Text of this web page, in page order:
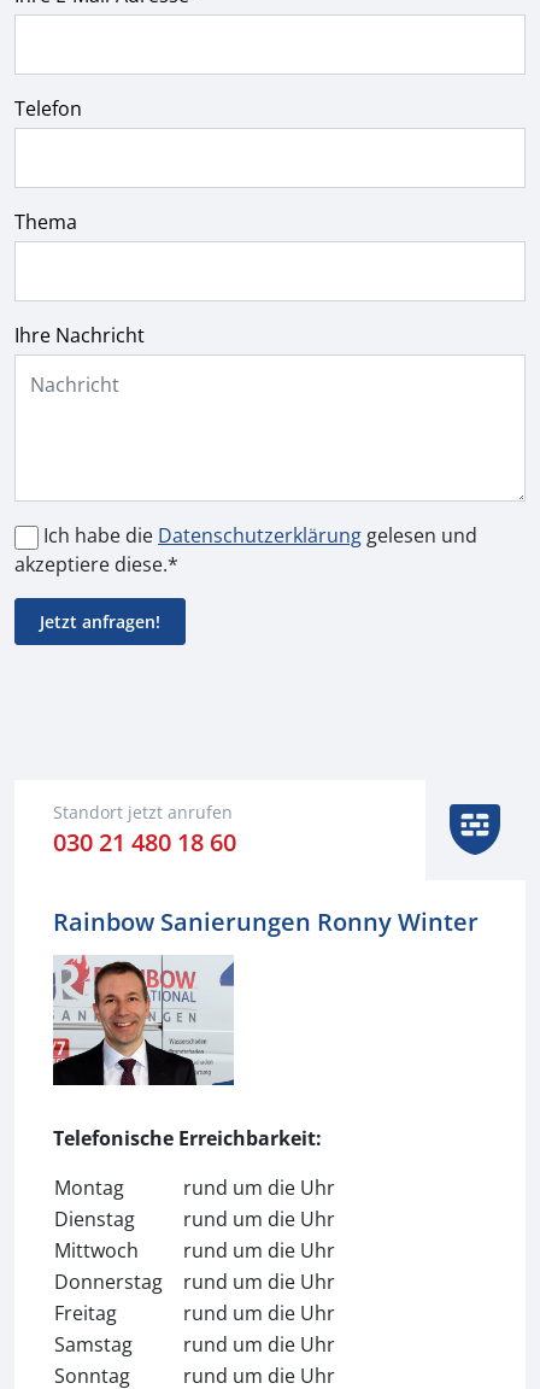
Telefon
Thema
Ihre Nachricht
Ich habe die Datenschutzerklärung gelesen und
akzeptiere diese.*
Standort jetzt anrufen
030 21 480 18 60
Rainbow Sanierungen Ronny Winter
Telefonische Erreichbarkeit:
Montag
rund um die Uhr
Dienstag
rund um die Uhr
Mittwoch
rund um die Uhr
Donnerstag
rund um die Uhr
Freitag
rund um die Uhr
Samstag
rund um die Uhr
Sonntag
rund um die Uhr